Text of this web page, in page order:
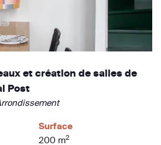
et création de salles de
Post
Surface
200 m2